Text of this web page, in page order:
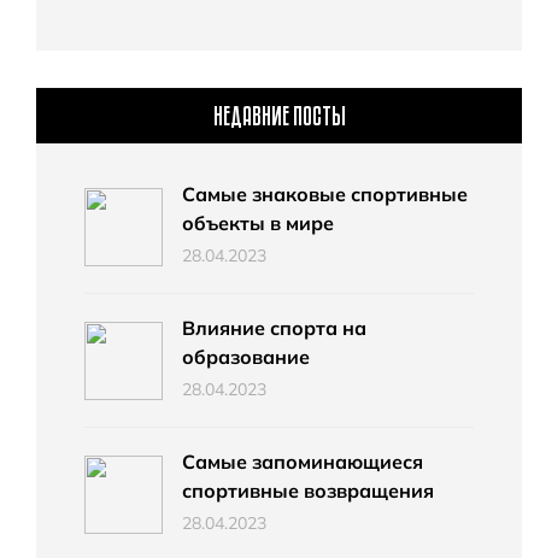
НЕДАВНИЕ ПОСТЫ
Самые знаковые спортивные
объекты в мире
28.04.2023
Влияние спорта на
образование
28.04.2023
Самые запоминающиеся
спортивные возвращения
28.04.2023